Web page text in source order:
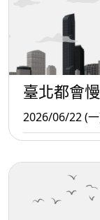
臺北都會
2026/06/22 (